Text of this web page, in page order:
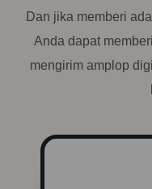
Dan jika memberi
Anda dapat
mengirim amplop